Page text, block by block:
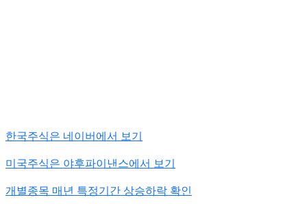
한국주식은 네이버에서 보기
미국주식은 야후파이낸스에서 보기
개별종목 매년 특정기간 상승하락 확인